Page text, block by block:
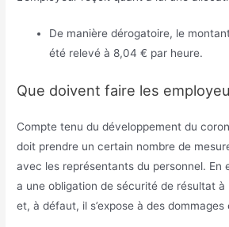
De manière dérogatoire, le
été relevé à 8,04 € par heure.
Que doivent faire les
Compte tenu du développement du
doit prendre un certain nombre de
avec les représentants du personnel. En
a une obligation de sécurité de résultat à
et, à défaut, il s’expose à des